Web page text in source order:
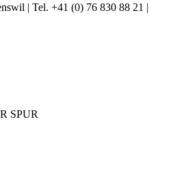
| Tel. +41 (0) 76 830 88 21 |
SPUR